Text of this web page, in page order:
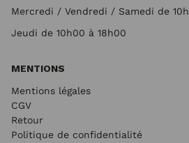
Mercredi / Vendredi / Samedi de
Jeudi de 10h00 à 18h00
MENTIONS
Mentions légales
CGV
Retour
Politique de confidentialité